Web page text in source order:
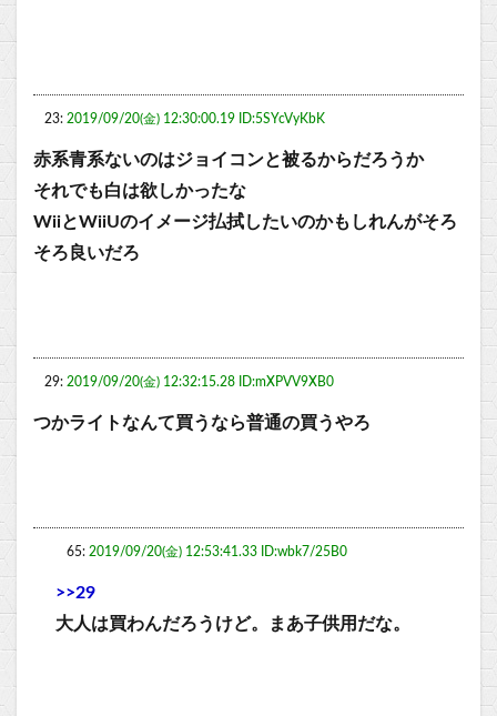
23: 2019/09/20(金) 12:30:00.19 ID:5SYcVyKbK
赤系青系ないのはジョイコンと被るからだろうか
それでも白は欲しかったな
WiiとWiiUのイメージ払拭したいのかもしれんがそろ
そろ良いだろ
29: 2019/09/20(金) 12:32:15.28 ID:mXPVV9XB0
つかライトなんて買うなら普通の買うやろ
65: 2019/09/20(金) 12:53:41.33 ID:wbk7/25B0
>>29
大人は買わんだろうけど。まあ子供用だな。